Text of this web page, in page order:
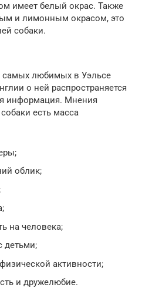
имеет белый окрас. Также
и лимонным окрасом, это
собаки.
самых любимых в Уэльсе
о ней распространяется
информация. Мнения
есть масса
облик;
на человека;
детьми;
активности;
и дружелюбие.